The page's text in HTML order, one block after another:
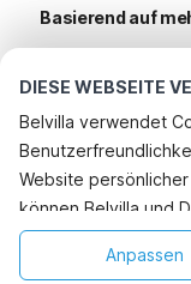
DIESE WEBSEITE
Belvilla verwendet
Website
können Belvilla und
außerhalb unserer
Interessen
Anpassen
Basierend auf
Beliebteste
Top-Städte mit Top-
Kinderfreundliche
Ferienhaus am Meer
Ferienhaus am Meer
Beliebte
Ferienhaus am See
Beliebte Städte für
Startseite